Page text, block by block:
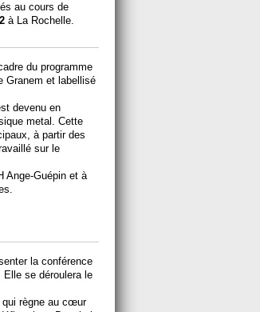
au cours de
à La Rochelle.
du programme
Granem et labellisé
devenu en
metal. Cette
à partir des
sur le
Ange-Guépin et à
la conférence
Elle se déroulera le
qui règne au cœur